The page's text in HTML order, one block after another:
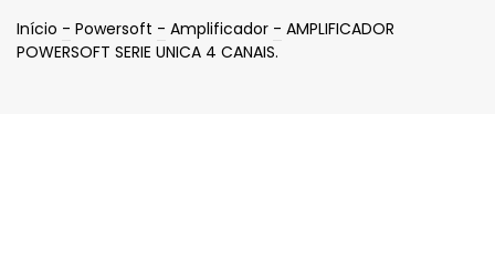
Início - Powersoft - Amplificador - AMPLIFICADOR
POWERSOFT SERIE UNICA 4 CANAIS.